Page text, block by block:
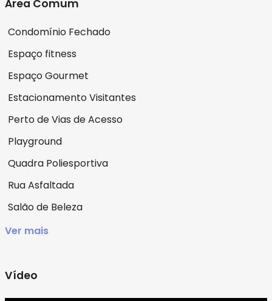
Área Comum
Condomínio Fechado
Espaço fitness
Espaço Gourmet
Estacionamento Visitantes
Perto de Vias de Acesso
Playground
Quadra Poliesportiva
Rua Asfaltada
Salão de Beleza
Ver mais
Vídeo